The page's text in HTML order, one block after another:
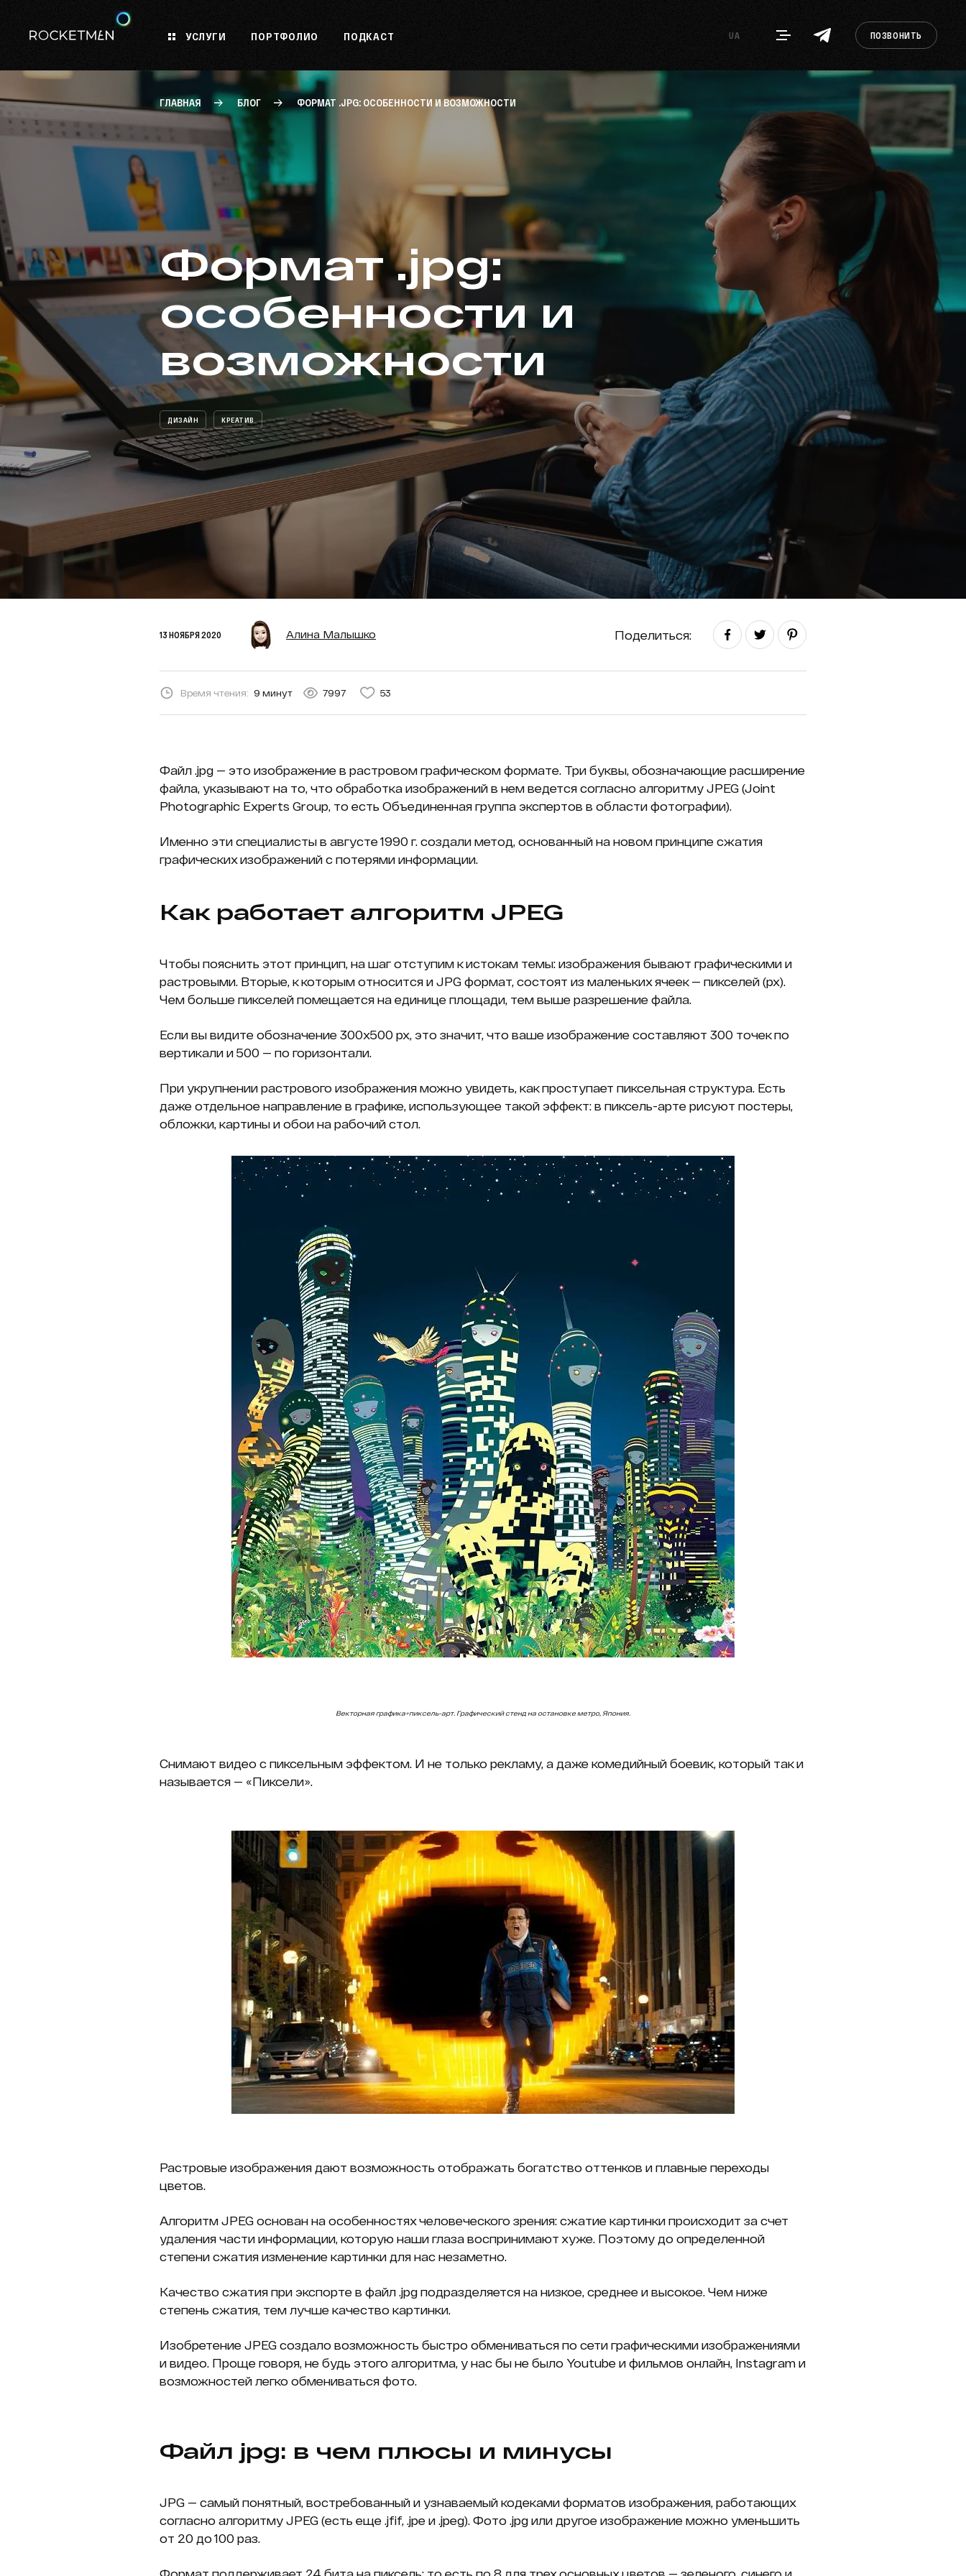
УСЛУГИ ПОРТФОЛИО ПОДКАСТ UA ПОЗВОНИТЬ
ГЛАВНАЯ БЛОГ ФОРМАТ .JPG: ОСОБЕННОСТИ И ВОЗМОЖНОСТИ
Формат .jpg:
особенности и
возможности
ДИЗАЙН КРЕАТИВ
13 НОЯБРЯ 2020 Алина Малышко Поделиться:
Время чтения: 9 минут 7997 53
Файл .jpg — это изображение в растровом графическом формате. Три буквы, обозначающие расширение
файла, указывают на то, что обработка изображений в нем ведется согласно алгоритму JPEG (Joint
Photographic Experts Group, то есть Объединенная группа экспертов в области фотографии).
Именно эти специалисты в августе 1990 г. создали метод, основанный на новом принципе сжатия
графических изображений с потерями информации.
Как работает алгоритм JPEG
Чтобы пояснить этот принцип, на шаг отступим к истокам темы: изображения бывают графическими и
растровыми. Вторые, к которым относится и JPG формат, состоят из маленьких ячеек — пикселей (px).
Чем больше пикселей помещается на единице площади, тем выше разрешение файла.
Если вы видите обозначение 300х500 px, это значит, что ваше изображение составляют 300 точек по
вертикали и 500 — по горизонтали.
При укрупнении растрового изображения можно увидеть, как проступает пиксельная структура. Есть
даже отдельное направление в графике, использующее такой эффект: в пиксель-арте рисуют постеры,
обложки, картины и обои на рабочий стол.
Векторная графика+пиксель-арт. Графический стенд на остановке метро, Япония.
Снимают видео с пиксельным эффектом. И не только рекламу, а даже комедийный боевик, который так и
называется — «Пиксели».
Растровые изображения дают возможность отображать богатство оттенков и плавные переходы
цветов.
Алгоритм JPEG основан на особенностях человеческого зрения: сжатие картинки происходит за счет
удаления части информации, которую наши глаза воспринимают хуже. Поэтому до определенной
степени сжатия изменение картинки для нас незаметно.
Качество сжатия при экспорте в файл .jpg подразделяется на низкое, среднее и высокое. Чем ниже
степень сжатия, тем лучше качество картинки.
Изобретение JPEG создало возможность быстро обмениваться по сети графическими изображениями
и видео. Проще говоря, не будь этого алгоритма, у нас бы не было Youtube и фильмов онлайн, Instagram и
возможностей легко обмениваться фото.
Файл jpg: в чем плюсы и минусы
JPG — самый понятный, востребованный и узнаваемый кодеками форматов изображения, работающих
согласно алгоритму JPEG (есть еще .jfif, .jpe и .jpeg). Фото .jpg или другое изображение можно уменьшить
от 20 до 100 раз.